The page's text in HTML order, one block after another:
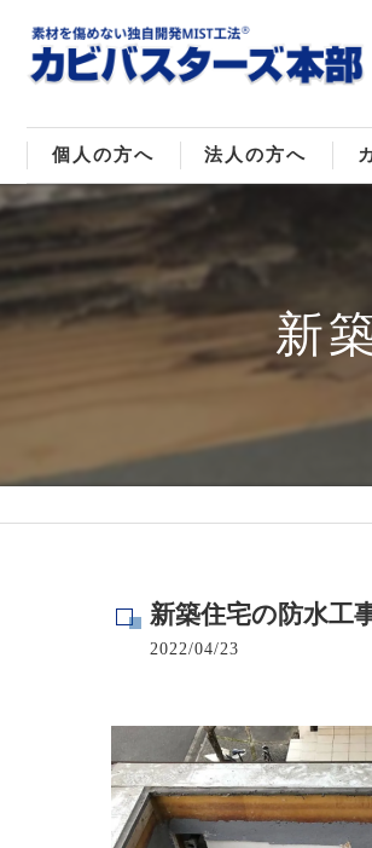
個人の方へ
戸建てのカビ取り
マンションのカビ取り
法人の方へ
店舗のカビ取り
病院･クリニックのカ
公共施設のカビ取り
新
新築住宅の防水工
2022/04/23